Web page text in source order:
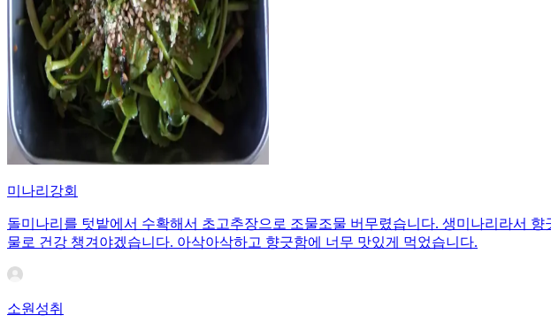
미나리강회
돌미나리를 텃밭에서 수확해서 초고추장으로 조물조물 버무렸습니다. 생미나리라서
물로 건강 챙겨야겠습니다. 아삭아삭하고 향긋함에 너무 맛있게 먹었습니다.
소원성취